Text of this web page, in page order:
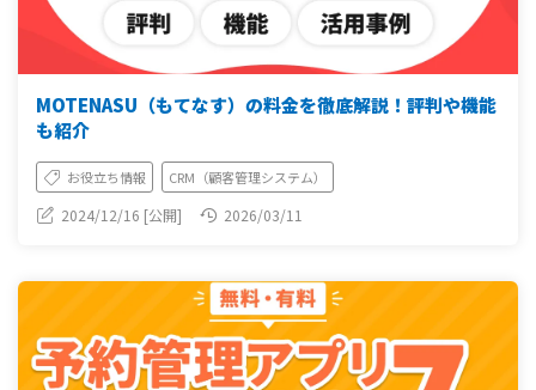
MOTENASU（もてなす）の料金を徹底解説！評判や機能
も紹介
お役立ち情報 CRM（顧客管理システム）
2024/12/16 [公開] 2026/03/11